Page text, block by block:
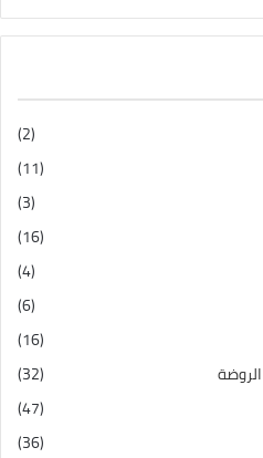
(2)
(11)
(3)
(16)
(4)
(6)
(16)
(32)
(47)
(36)